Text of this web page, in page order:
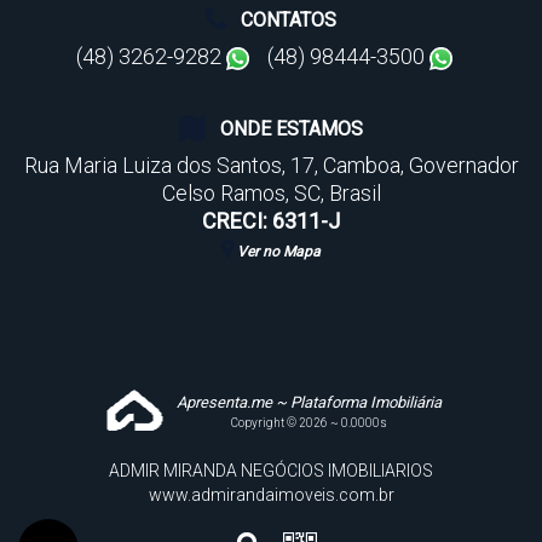
CONTATOS
(48) 3262-9282 (48) 98444-3500
ONDE ESTAMOS
Rua Maria Luiza dos Santos, 17, Camboa, Governador
Celso Ramos, SC, Brasil
CRECI: 6311-J
Ver no Mapa
Apresenta.me ~ Plataforma Imobiliária
Copyright © 2026 ~ 0.0000s
ADMIR MIRANDA NEGÓCIOS IMOBILIARIOS
www.admirandaimoveis.com.br